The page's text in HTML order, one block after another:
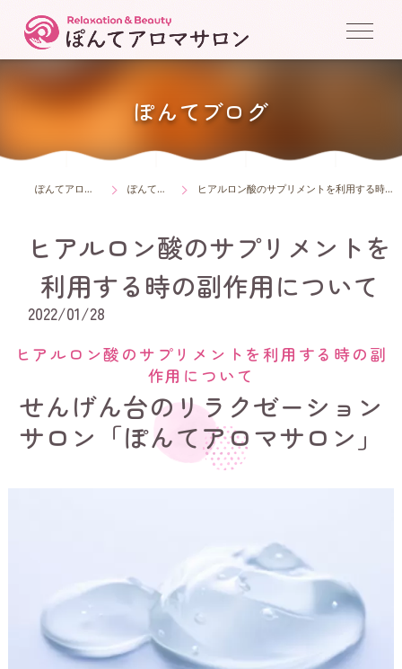
ぽんてブログ
ぽんてアロマサロン ぽんてブログ ヒアルロン酸のサプリメントを利用する時の副作用について
ヒアルロン酸のサプリメントを
利用する時の副作用について
2022/01/28
せんげん台のリラクゼーション
サロン「ぽんてアロマサロン」
ヒアルロン酸のサプリメントを利用する時の副
作用について